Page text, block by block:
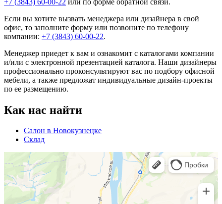
Если вы хотите вызвать менеджера или дизайнера в свой
офис, то заполните форму или позвоните по телефону
компании: +7 (3843) 60-00-22.
Менеджер приедет к вам и ознакомит с каталогами компании
и/или с электронной презентацией каталога. Наши дизайнеры
профессионально проконсультируют вас по подбору офисной
мебели, а также предложат индивидуальные дизайн-проекты
по ее размещению.
Как нас найти
Салон в Новокузнецке
Склад